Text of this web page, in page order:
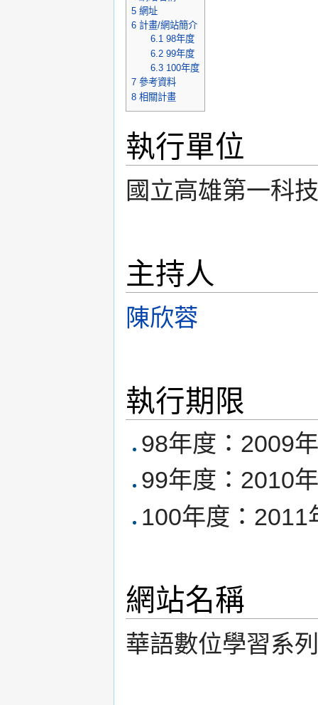
5 網址
6 計畫/網站簡介
6.1 98年度
6.2 99年度
6.3 100年度
7 參考資料
8 相關計畫
執行單位
國立高雄第一科
主持人
陳欣蓉
執行期限
98年度：2009
99年度：2010
100年度：2011
網站名稱
華語數位學習系列